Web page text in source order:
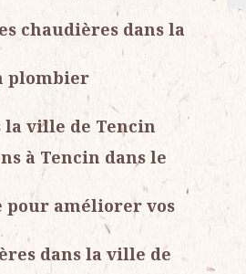
chaudières dans la
plombier
la ville de Tencin
à Tencin dans le
pour améliorer vos
dans la ville de